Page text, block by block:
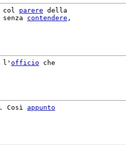
col parere della
senza contendere ,
l' officio che
. Così appunto